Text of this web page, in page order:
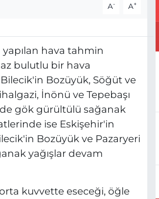
A- A+
hava tahmin
bulutlu bir hava
Bozüyük, Söğüt ve
İnönü ve Tepebaşı
gök gürültülü sağanak
ise Eskişehir'in
Bozüyük ve Pazaryeri
yağışlar devam
kuvvette eseceği, öğle